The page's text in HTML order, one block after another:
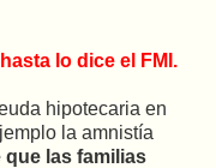
lo dice el FMI.
hipotecaria en
la amnistía
que las familias